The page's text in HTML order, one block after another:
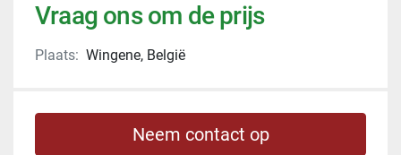
Vraag ons om de prijs
Plaats: Wingene, België
Neem contact op